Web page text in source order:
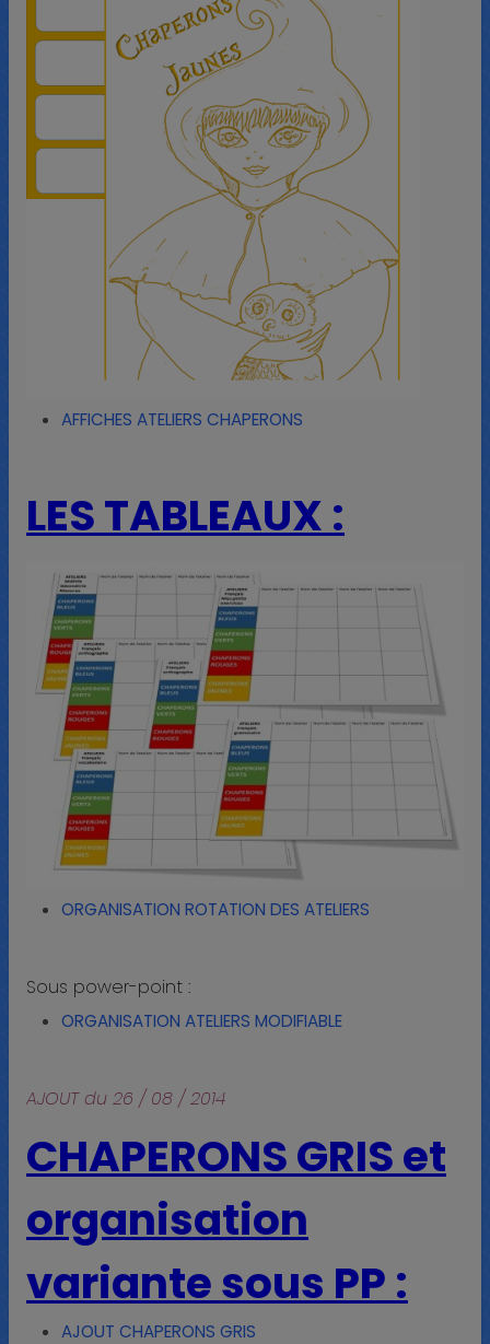
AFFICHES ATELIERS CHAPERONS
LES TABLEAUX :
ORGANISATION ROTATION DES ATELIERS
Sous power-point :
ORGANISATION ATELIERS MODIFIABLE
AJOUT du 26 / 08 / 2014
CHAPERONS GRIS et
organisation
variante sous PP :
AJOUT CHAPERONS GRIS